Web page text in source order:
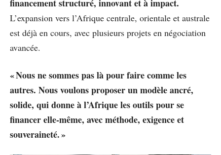
financement structuré, innovant et à impact.
L’expansion vers l’Afrique centrale, orientale et australe
est déjà en cours, avec plusieurs projets en négociation
avancée.
« Nous ne sommes pas là pour faire comme les
autres. Nous voulons proposer un modèle ancré,
solide, qui donne à l’Afrique les outils pour se
financer elle-même, avec méthode, exigence et
souveraineté. »